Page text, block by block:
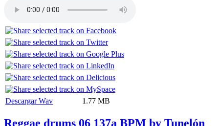
Descargar Wav 1.77 MB
Reggae drums 06 137a BPM by Tunelón